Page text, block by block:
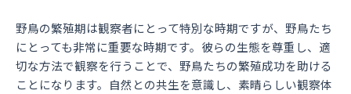
野鳥の繁殖期は観察者にとって特別な時期ですが、野鳥たち
にとっても非常に重要な時期です。彼らの生態を尊重し、適
切な方法で観察を行うことで、野鳥たちの繁殖成功を助ける
ことになります。自然との共生を意識し、素晴らしい観察体